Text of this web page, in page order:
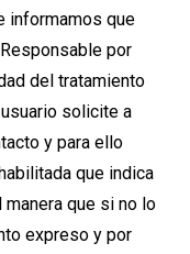
informamos que
por
del tratamiento
solicite a
y para ello
que indica
que si no lo
expreso y por